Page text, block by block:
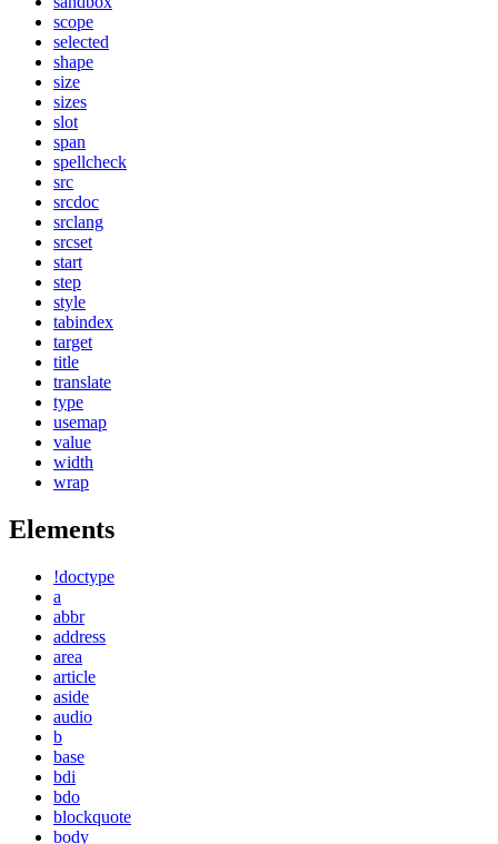
scope
selected
shape
size
sizes
slot
span
spellcheck
src
srcdoc
srclang
srcset
start
step
style
tabindex
target
title
translate
type
usemap
value
width
wrap
Elements
!doctype
a
abbr
address
area
article
aside
audio
b
base
bdi
bdo
blockquote
body